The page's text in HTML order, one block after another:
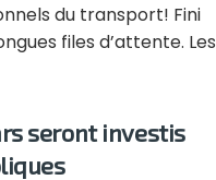
du transport! Fini
files d’attente. Les
seront investis